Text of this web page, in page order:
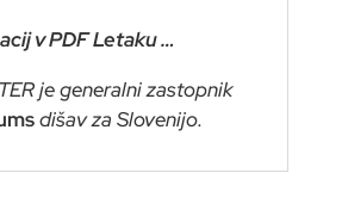
v PDF Letaku …
je generalni zastopnik
dišav za Slovenijo.